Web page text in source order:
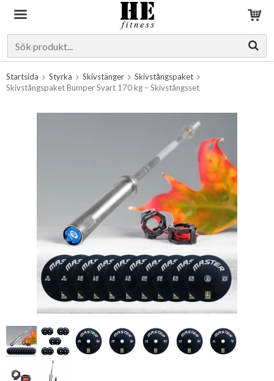
Startsida Styrka Skivstänger
Skivstångspaket
Skivstångspaket Bumper Svart 170 kg – Skivstångsset